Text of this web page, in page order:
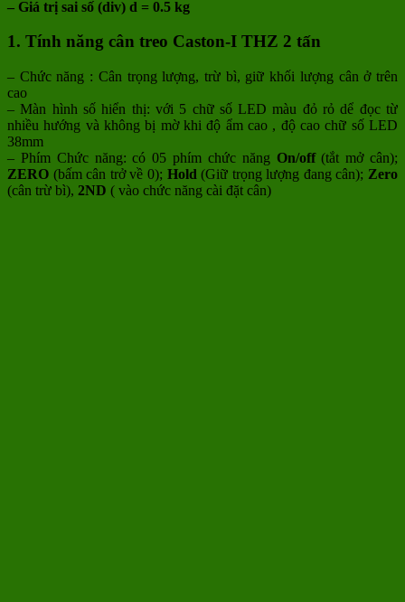
– Giá trị sai số (div) d = 0.5 kg
1. Tính năng cân treo Caston-I THZ 2 tấn
– Chức năng : Cân trọng lượng, trừ bì, giữ khối lượng cân ở trên
cao
– Màn hình số hiển thị: với 5 chữ số LED màu đỏ rỏ dể đọc từ
nhiều hướng và không bị mờ khi độ ẩm cao , độ cao chữ số LED
38mm
– Phím Chức năng: có 05 phím chức năng On/off(tắt mở cân);
ZERO (bấm cân trở về 0); Hold (Giữ trọng lượng đang cân); Zero
(cân trừ bì), 2ND ( vào chức năng cài đặt cân)